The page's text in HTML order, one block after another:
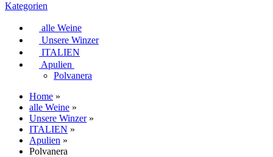
Kategorien
alle Weine
Unsere Winzer
ITALIEN
Apulien
Polvanera
Home »
alle Weine »
Unsere Winzer »
ITALIEN »
Apulien »
Polvanera